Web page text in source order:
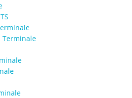
Terminale